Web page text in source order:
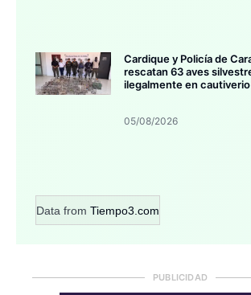
Cardique y Policía de
rescatan 63 aves
ilegalmente en
05/08/2026
Data from Tiempo3.com
PUBLICIDAD